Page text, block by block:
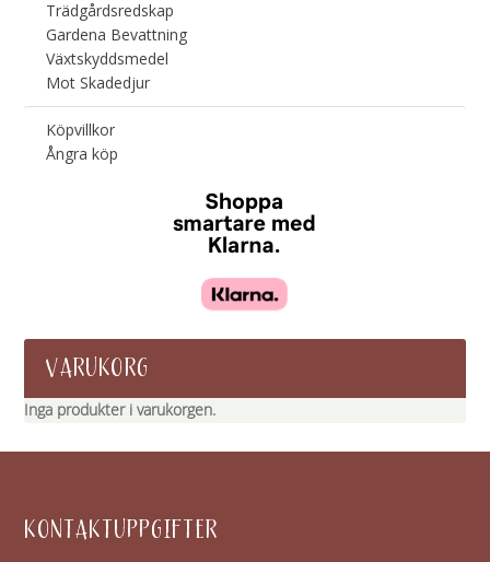
Trädgårdsredskap
Gardena Bevattning
Växtskyddsmedel
Mot Skadedjur
Köpvillkor
Ångra köp
VARUKORG
Inga produkter i varukorgen.
KONTAKTUPPGIFTER